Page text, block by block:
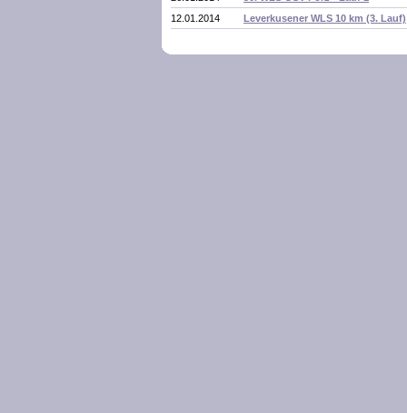
12.01.2014
Leverkusener WLS 10 km (3. Lauf)